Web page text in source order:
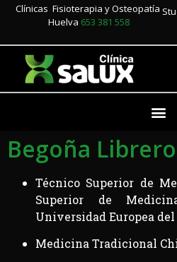
Clínicas Fisioterapia y Osteopatía
Huelva 653 381 558
Begoña Librero
Técnico Superior de
Superior de
Universidad Europea
Medicina Tradicional